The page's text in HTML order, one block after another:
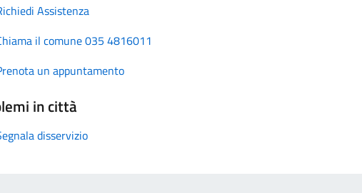
Assistenza
il comune 035 4816011
un appuntamento
in città
disservizio